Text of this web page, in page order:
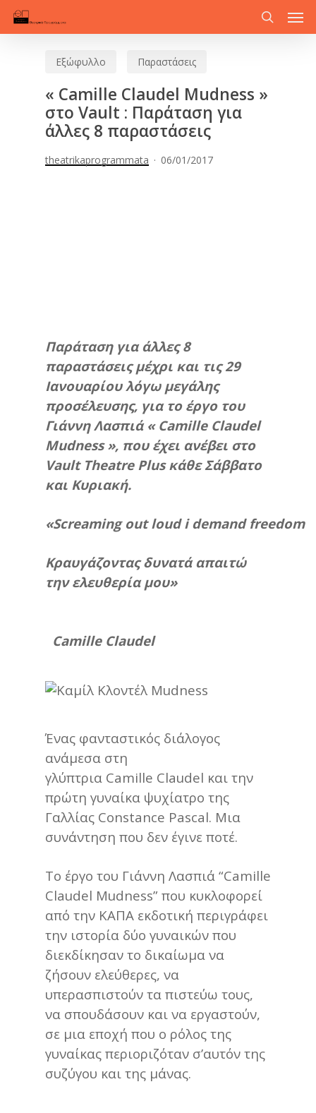
Skip
search
Εξώφυλλο Παραστάσεις
« Camille Claudel Mudness »
στο Vault : Παράταση για
άλλες 8 παραστάσεις
theatrikaprogrammata 06/01/2017
Παράταση για άλλες 8
παραστάσεις μέχρι και τις 29
Ιανουαρίου λόγω μεγάλης
προσέλευσης, για το έργο του
Γιάννη Λασπιά « Camille Claudel
Mudness », που έχει ανέβει στο
Vault Theatre Plus κάθε Σάββατο
και Κυριακή.
«Screaming out loud i demand freedom
Κραυγάζοντας δυνατά απαιτώ
την ελευθερία μου»
Camille Claudel
Ένας φανταστικός διάλογος
ανάμεσα στη
γλύπτρια Camille Claudel και την
πρώτη γυναίκα ψυχίατρο της
Γαλλίας Constance Pascal. Μια
συνάντηση που δεν έγινε ποτέ.
Το έργο του Γιάννη Λασπιά “Camille
Claudel Mudness” που κυκλοφορεί
από την ΚΑΠΑ εκδοτική περιγράφει
την ιστορία δύο γυναικών που
διεκδίκησαν το δικαίωμα να
ζήσουν ελεύθερες, να
υπερασπιστούν τα πιστεύω τους,
να σπουδάσουν και να εργαστούν,
σε μια εποχή που ο ρόλος της
γυναίκας περιοριζόταν σ’αυτόν της
συζύγου και της μάνας.